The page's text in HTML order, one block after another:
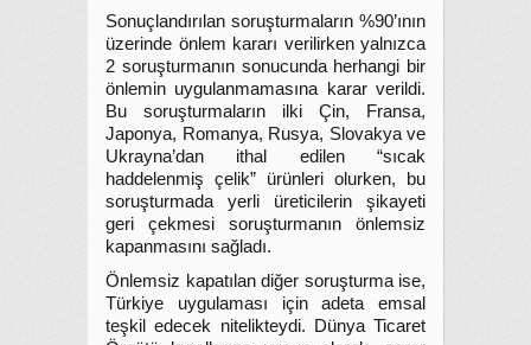
Sonuçlandırılan soruşturmaların %90’ının
üzerinde önlem kararı verilirken yalnızca
2 soruşturmanın sonucunda herhangi bir
önlemin uygulanmamasına karar verildi.
Bu soruşturmaların ilki Çin, Fransa,
Japonya, Romanya, Rusya, Slovakya ve
Ukrayna’dan ithal edilen “sıcak
haddelenmiş çelik” ürünleri olurken, bu
soruşturmada yerli üreticilerin şikayeti
geri çekmesi soruşturmanın önlemsiz
kapanmasını sağladı.
Önlemsiz kapatılan diğer soruşturma ise,
Türkiye uygulaması için adeta emsal
teşkil edecek nitelikteydi. Dünya Ticaret